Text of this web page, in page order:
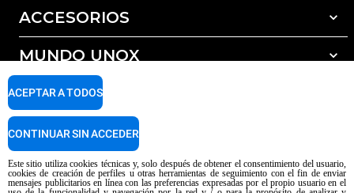
ACCESORIOS
Todos los accesorios
Detergentes para lavado automático
Detergentes para lavado manual
Tratamiento de agua con filtros de resina
MUNDO UNOX
Nuestras sedes en el mundo
SOPORTE
Garantía Unox
Centros de servicio técnico
Este sitio utiliza cookies técnicas y, solo después de obtener el consentimiento del usuario,
cookies de creación de perfiles u otras herramientas de seguimiento con el fin de enviar
mensajes publicitarios en línea con las preferencias expresadas por el propio usuario en el
ACEPTAR A TODOS
CONTINUAR SIN ACCEDER